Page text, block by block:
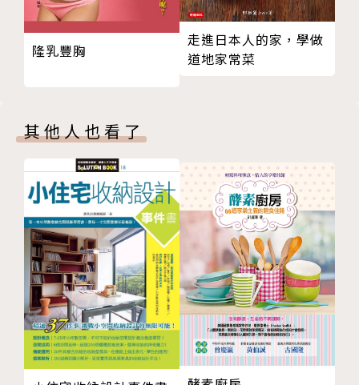
每家店的規矩各有不同，所有獨特的價值是透過人集體
的互動所形成。
襲、地震或是戰爭，歷經滄桑與動盪的歲月，散發古樸
座落現代日本的街道中，頓時有種穿越時空之感。
保存不易，但維護更不易的建物，就像年輪般持續層層
交疊下去。
｜傳承的歷史
數代未中斷的人情味。上一代所傳承下來的店家、工
具、酒品與菜餚，只會因為時間的淬鍊更成熟，更有味
道。
銀次 神奈川縣橫須賀市
多可能 靜岡縣靜岡市
隆乳豐胸
走進日本人的家，學做
道地家常菜
其他人也看了